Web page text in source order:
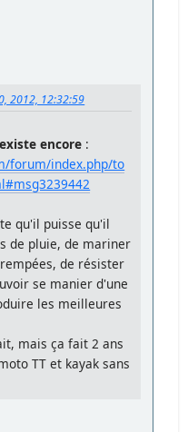
2012, 12:32:59
encore :
forum/index.php/to
qu'il puisse qu'il
de pluie, de mariner
de résister
se manier d'une
les meilleures
mais ça fait 2 ans
TT et kayak sans